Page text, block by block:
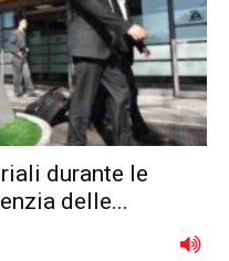
durante le
delle...